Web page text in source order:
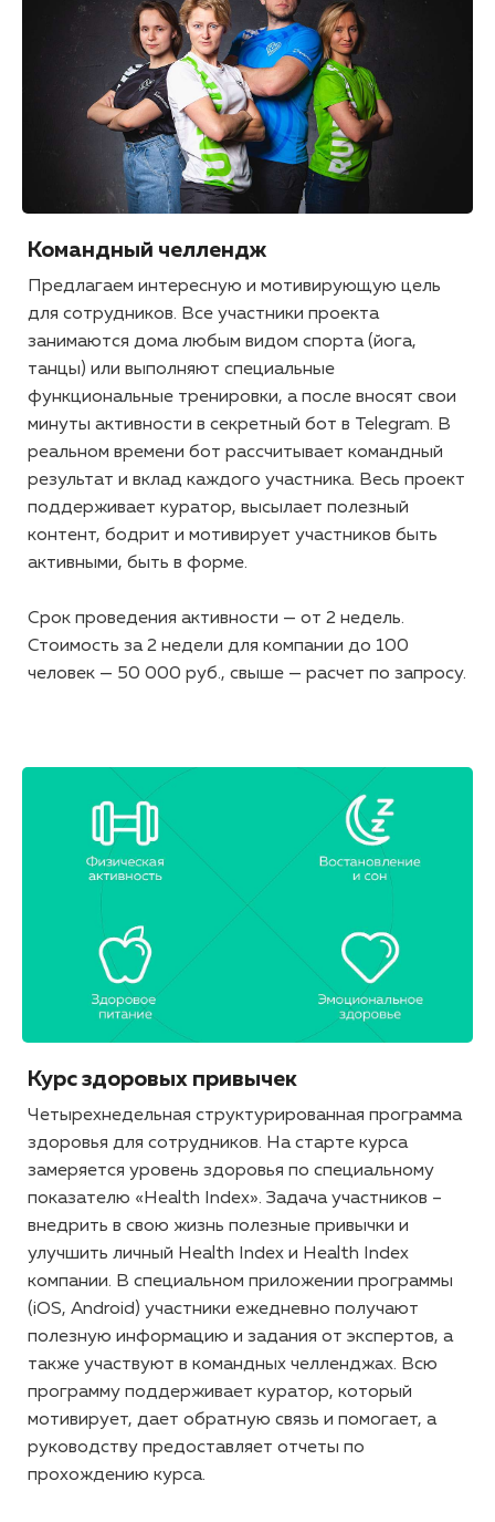
Командный челлендж
Предлагаем интересную и мотивирующую цель
для сотрудников. Все участники проекта
занимаются дома любым видом спорта (йога,
танцы) или выполняют специальные
функциональные тренировки, а после вносят свои
минуты активности в секретный бот в Telegram. В
реальном времени бот рассчитывает командный
результат и вклад каждого участника. Весь проект
поддерживает куратор, высылает полезный
контент, бодрит и мотивирует участников быть
активными, быть в форме.
Срок проведения активности — от 2 недель.
Стоимость за 2 недели для компании до 100
человек — 50 000 руб., свыше — расчет по запросу.
Курс здоровых привычек
Четырехнедельная структурированная программа
здоровья для сотрудников. На старте курса
замеряется уровень здоровья по специальному
показателю «Health Index». Задача участников –
внедрить в свою жизнь полезные привычки и
улучшить личный Health Index и Health Index
компании. В специальном приложении программы
(iOS, Android) участники ежедневно получают
полезную информацию и задания от экспертов, а
также участвуют в командных челленджах. Всю
программу поддерживает куратор, который
мотивирует, дает обратную связь и помогает, а
руководству предоставляет отчеты по
прохождению курса.